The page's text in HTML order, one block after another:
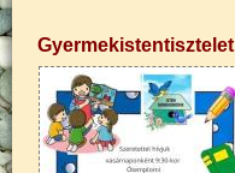
Gyermekistentisztelet